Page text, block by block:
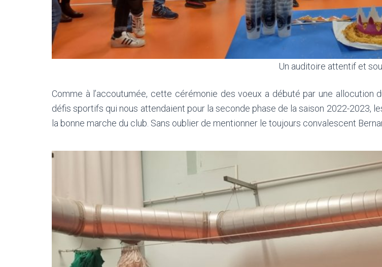
Un auditoire attentif et
Comme à l’accoutumée, cette cérémonie des voeux a débuté par une
défis sportifs qui nous attendaient pour la seconde phase de la saison 2022-2023,
la bonne marche du club. Sans oublier de mentionner le toujours convalescent